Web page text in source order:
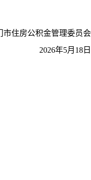
住房公积金管理委员会
2026年5月18日